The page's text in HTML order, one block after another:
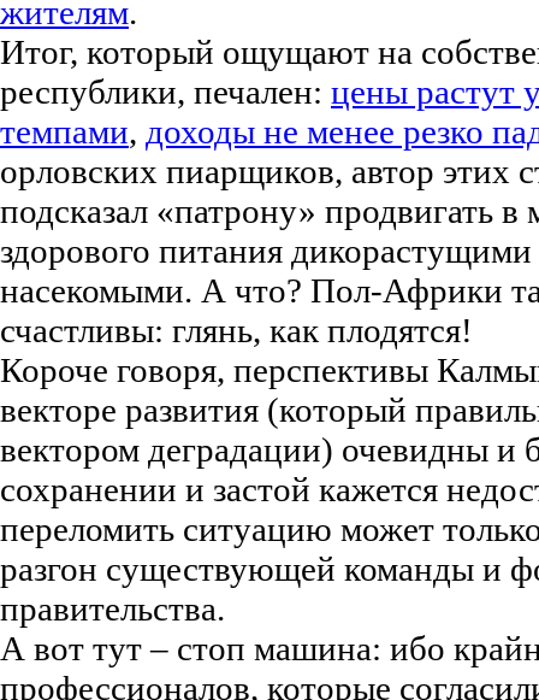
жителям.
Итог, который ощущают на
республики, печален: цены
темпами, доходы не менее резко
орловских пиарщиков, автор этих
подсказал «патрону» продвигать
здорового питания
насекомыми. А что? Пол-Африки
счастливы: глянь, как плодятся!
Короче говоря, перспективы
векторе развития (который
вектором деградации) очевидны и
сохранении и застой кажется
переломить ситуацию может
разгон существующей команды и
правительства.
А вот тут – стоп машина: ибо
профессионалов, которые